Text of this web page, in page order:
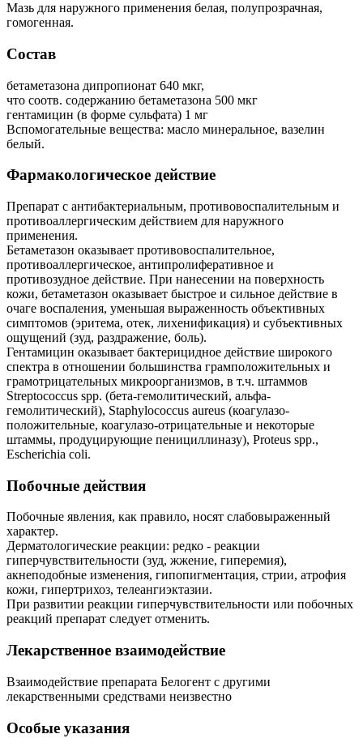
Мазь для наружного применения белая, полупрозрачная,
гомогенная.
Состав
бетаметазона дипропионат 640 мкг,
что соотв. содержанию бетаметазона 500 мкг
гентамицин (в форме сульфата) 1 мг
Вспомогательные вещества: масло минеральное, вазелин
белый.
Фармакологическое действие
Препарат с антибактериальным, противовоспалительным и
противоаллергическим действием для наружного
применения.
Бетаметазон оказывает противовоспалительное,
противоаллергическое, антипролиферативное и
противозудное действие. При нанесении на поверхность
кожи, бетаметазон оказывает быстрое и сильное действие в
очаге воспаления, уменьшая выраженность объективных
симптомов (эритема, отек, лихенификация) и субъективных
ощущений (зуд, раздражение, боль).
Гентамицин оказывает бактерицидное действие широкого
спектра в отношении большинства грамположительных и
грамотрицательных микроорганизмов, в т.ч. штаммов
Streptococcus spp. (бета-гемолитический, альфа-
гемолитический), Staphylococcus aureus (коагулазо-
положительные, коагулазо-отрицательные и некоторые
штаммы, продуцирующие пенициллиназу), Proteus spp.,
Escherichia coli.
Побочные действия
Побочные явления, как правило, носят слабовыраженный
характер.
Дерматологические реакции: редко - реакции
гиперчувствительности (зуд, жжение, гиперемия),
акнеподобные изменения, гипопигментация, стрии, атрофия
кожи, гипертрихоз, телеангиэктазии.
При развитии реакции гиперчувствительности или побочных
реакций препарат следует отменить.
Лекарственное взаимодействие
Взаимодействие препарата Белогент с другими
лекарственными средствами неизвестно
Особые указания